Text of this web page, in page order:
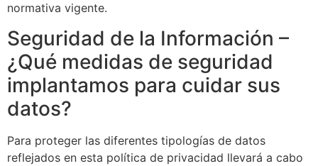
normativa vigente.
Seguridad de la Información –
¿Qué medidas de seguridad
implantamos para cuidar sus
datos?
Para proteger las diferentes tipologías de datos
reflejados en esta política de privacidad llevará a cabo